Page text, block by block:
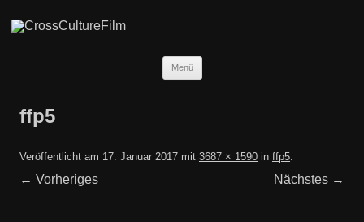
Menü
Zum
ffp5
Veröffentlicht am 17. Januar 2017 mit 3687 × 1590 in ffp5.
← Vorheriges Nächstes →